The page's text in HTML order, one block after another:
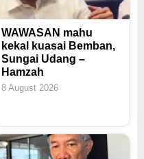
WAWASAN mahu
kekal kuasai Bemban,
Sungai Udang –
Hamzah
8 August 2026